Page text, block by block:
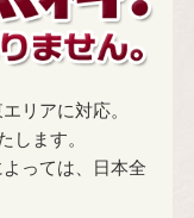
リアに対応。
します。
っては、日本全